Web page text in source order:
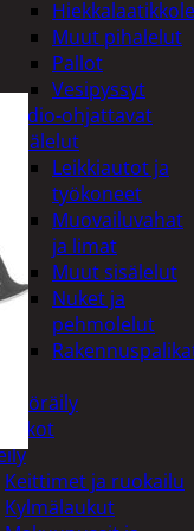
Muut pihalelut
Pallot
Vesipyssyt
Radio-ohjattavat
Sisälelut
Leikkiautot ja
työkoneet
Muovailuvahat
ja limat
Muut sisälelut
Nuket ja
pehmolelut
Lukot
Keittimet ja ruokailu
Kylmälaukut